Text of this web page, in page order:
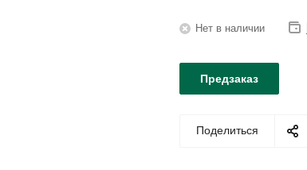
Нет в наличии
Предзаказ
Поделиться